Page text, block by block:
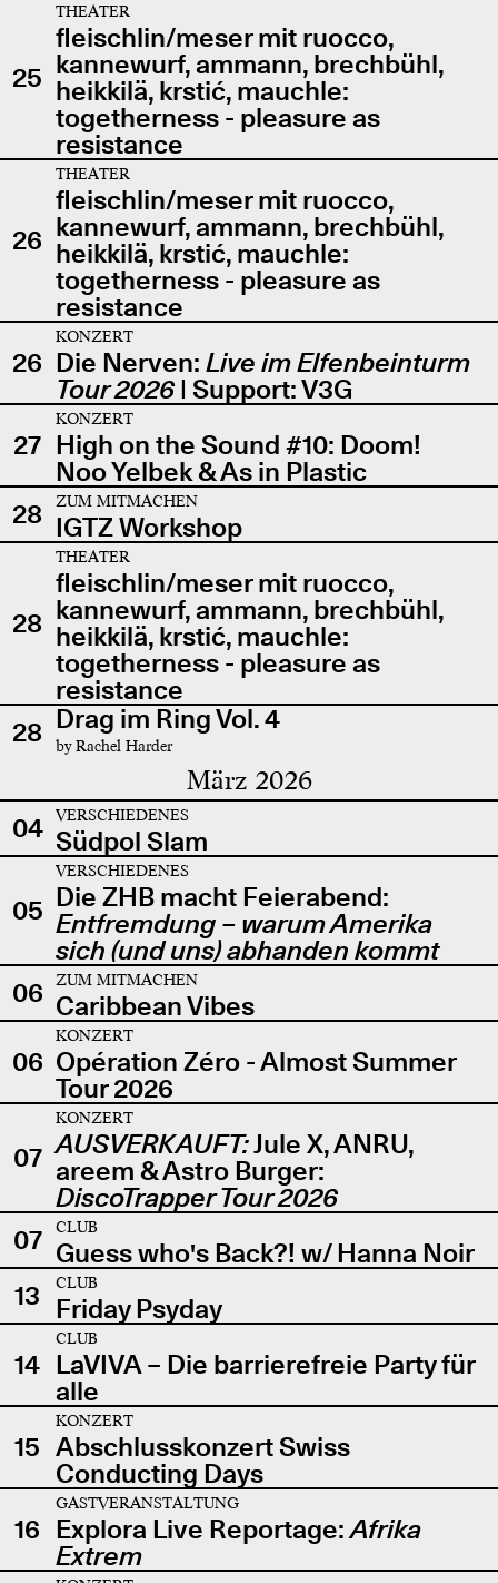
25
THEATER
fleischlin/meser mit ruocco,
kannewurf, ammann, brechbühl,
heikkilä, krstić, mauchle:
togetherness - pleasure as
resistance
26
THEATER
fleischlin/meser mit ruocco,
kannewurf, ammann, brechbühl,
heikkilä, krstić, mauchle:
togetherness - pleasure as
resistance
26
KONZERT
Die Nerven: Live im Elfenbeinturm
Tour 2026| Support: V3G
27
KONZERT
High on the Sound #10: Doom!
Noo Yelbek & As in Plastic
28
ZUM MITMACHEN
IGTZ Workshop
28
THEATER
fleischlin/meser mit ruocco,
kannewurf, ammann, brechbühl,
heikkilä, krstić, mauchle:
togetherness - pleasure as
resistance
28 Drag im Ring Vol. 4
by Rachel Harder
März 2026
04 VERSCHIEDENES
Südpol Slam
05
VERSCHIEDENES
Die ZHB macht Feierabend:
Entfremdung – warum Amerika
sich (und uns) abhanden kommt
06
ZUM MITMACHEN
Caribbean Vibes
06
KONZERT
Opération Zéro - Almost Summer
Tour 2026
07
KONZERT
AUSVERKAUFT:Jule X, ANRU,
areem & Astro Burger:
DiscoTrapper Tour 2026
07
CLUB
Guess who's Back?! w/ Hanna Noir
13
CLUB
Friday Psyday
14
CLUB
LaVIVA – Die barrierefreie Party für
alle
15
KONZERT
Abschlusskonzert Swiss
Conducting Days
16
GASTVERANSTALTUNG
Explora Live Reportage:Afrika
Extrem